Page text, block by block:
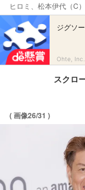
ヒロミ、松本伊代（C
ジグソ
Ohte, Inc.
スクロ
( 画像26/31 )